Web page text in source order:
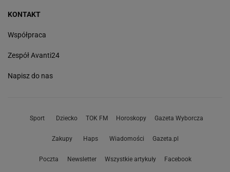
KONTAKT
Współpraca
Zespół Avanti24
Napisz do nas
Sport Dziecko TOK FM Horoskopy Gazeta Wyborcza
Zakupy Haps Wiadomości Gazeta.pl
Poczta Newsletter Wszystkie artykuły Facebook